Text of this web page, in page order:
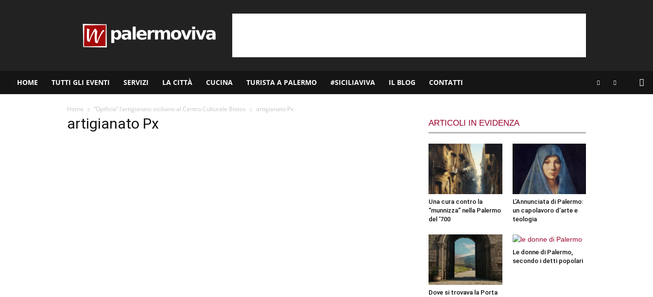
HOME TUTTI GLI EVENTI SERVIZI LA CITTÀ CUCINA TURISTA A PALERMO #SICILIAVIVA IL BLOG CONTATTI
Home “Opificia” l’artigianato siciliano al Centro Culturale Biotos artigianato Px
artigianato Px ARTICOLI IN EVIDENZA
Una cura contro la
“munnizza” nella Palermo
del ‘700
L’Annunciata di Palermo:
un capolavoro d’arte e
teologia
Dove si trovava la Porta
Le donne di Palermo,
secondo i detti popolari